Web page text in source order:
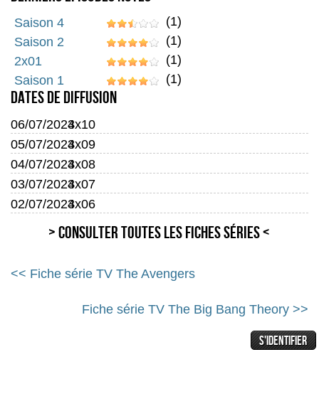
Saison 4
(1)
Saison 2
(1)
2x01
(1)
Saison 1
(1)
Dates de diffusion
06/07/20243x10
05/07/20243x09
04/07/20243x08
03/07/20243x07
02/07/20243x06
> Consulter toutes les fiches séries <
<< Fiche série TV The Avengers
Fiche série TV The Big Bang Theory >>